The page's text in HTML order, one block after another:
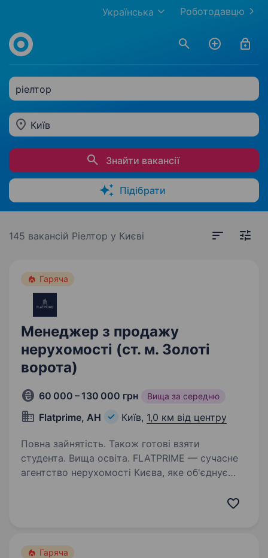
Роботодавцю
Українська
ріелтор
Київ
Знайти вакансії
Підібрати
145 вакансій Ріелтор у Києві
Гаряча
Менеджер з продажу
нерухомості (ст. м. Золоті
ворота)
60 000 – 130 000 грн Вища за середню
Flatprime, АН Київ, 1,0 км від центру
Повна зайнятість. Також готові взяти
студента. Вища освіта. FLATPRIME — сучасне
агентство нерухомості Києва, яке об'єднує
Гаряча